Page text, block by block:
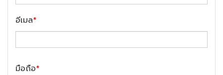
อีเมล*
มือถือ*